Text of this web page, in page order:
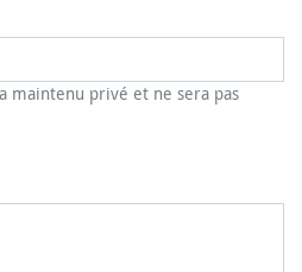
maintenu privé et ne sera pas